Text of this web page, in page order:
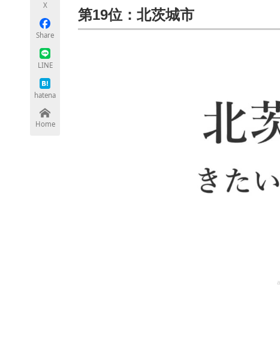
X
Share
LINE
hatena
Home
第19位：北茨城市